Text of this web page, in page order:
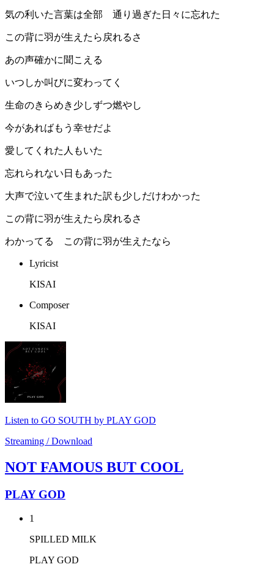
気の利いた言葉は全部 通り過ぎた日々に忘れた
この背に羽が生えたら戻れるさ
あの声確かに聞こえる
いつしか叫びに変わってく
生命のきらめき少しずつ燃やし
今があればもう幸せだよ
愛してくれた人もいた
忘れられない日もあった
大声で泣いて生まれた訳も少しだけわかった
この背に羽が生えたら戻れるさ
わかってる この背に羽が生えたなら
Lyricist
KISAI
Composer
KISAI
Listen to GO SOUTH by PLAY GOD
Streaming / Download
NOT FAMOUS BUT COOL
PLAY GOD
1
SPILLED MILK
PLAY GOD